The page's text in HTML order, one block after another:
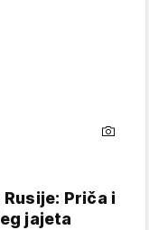
Priča i
jajeta